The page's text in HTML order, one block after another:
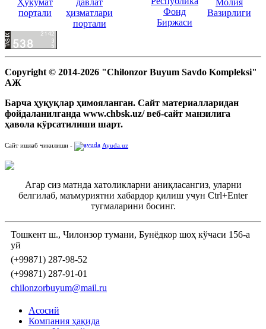
Copyright © 2014-2026 "Chilonzor Buyum Savdo Kompleksi"
АЖ
Барча ҳуқуқлар ҳимояланган. Сайт материалларидан
фойдаланилганда www.chbsk.uz/ веб-сайт манзилига
ҳавола кўрсатилиши шарт.
Сайт ишлаб чикилиши - Ayuda.uz
Агар сиз матнда хатоликларни аниқласангиз, уларни
белгилаб, маъмуриятни хабардор қилиш учун Ctrl+Enter
тугмаларини босинг.
Тошкент ш., Чилонзор тумани, Бунёдкор шоҳ кўчаси 156-а
уй
(+99871) 287-98-52
(+99871) 287-91-01
chilonzorbuyum@mail.ru
Асосий
Компания ҳақида